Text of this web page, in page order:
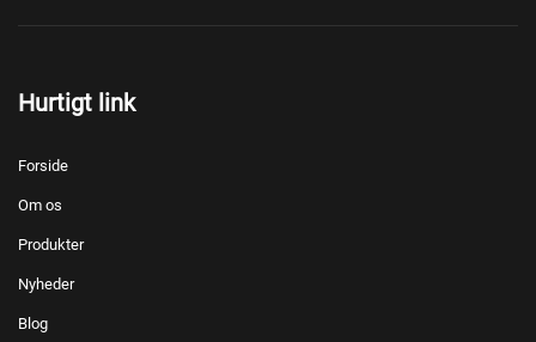
Hurtigt link
Forside
Om os
Produkter
Nyheder
Blog